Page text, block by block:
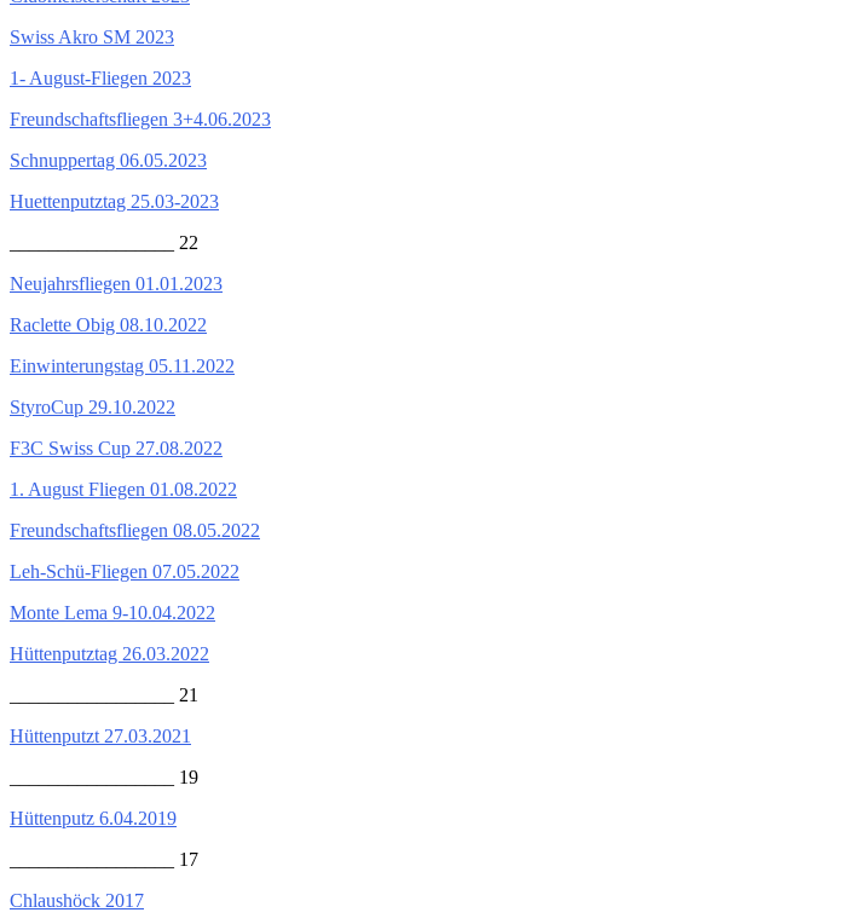
Swiss Akro SM 2023
1- August-Fliegen 2023
Freundschaftsfliegen 3+4.06.2023
Schnuppertag 06.05.2023
Huettenputztag 25.03-2023
_________________ 22
Neujahrsfliegen 01.01.2023
Raclette Obig 08.10.2022
Einwinterungstag 05.11.2022
StyroCup 29.10.2022
F3C Swiss Cup 27.08.2022
1. August Fliegen 01.08.2022
Freundschaftsfliegen 08.05.2022
Leh-Schü-Fliegen 07.05.2022
Monte Lema 9-10.04.2022
Hüttenputztag 26.03.2022
_________________ 21
Hüttenputzt 27.03.2021
_________________ 19
Hüttenputz 6.04.2019
_________________ 17
Chlaushöck 2017